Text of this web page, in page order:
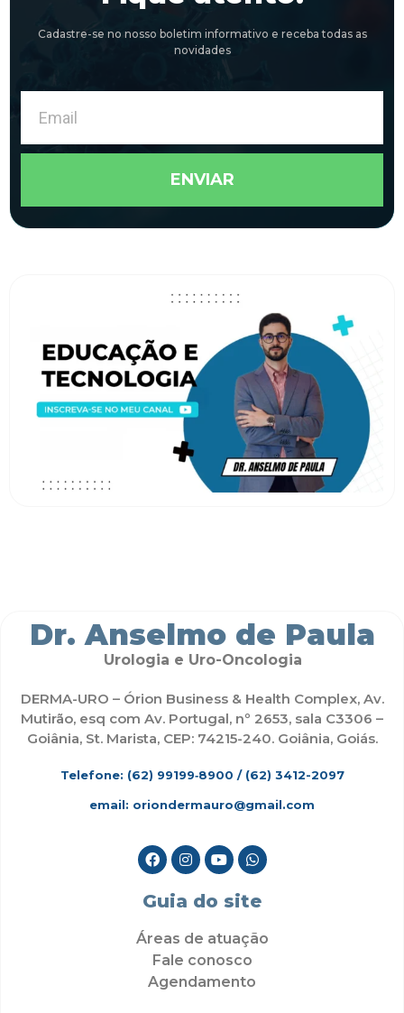
Cadastre-se no nosso boletim informativo e receba todas as
novidades
ENVIAR
Dr. Anselmo de Paula
Urologia e Uro-Oncologia
DERMA-URO – Órion Business & Health Complex, Av.
Mutirão, esq com Av. Portugal, nº 2653, sala C3306 –
Goiânia, St. Marista, CEP: 74215-240. Goiânia, Goiás.
Telefone: (62) 99199‑8900 / (62) 3412-2097
email: oriondermauro@gmail.com
Guia do site
Áreas de atuação
Fale conosco
Agendamento